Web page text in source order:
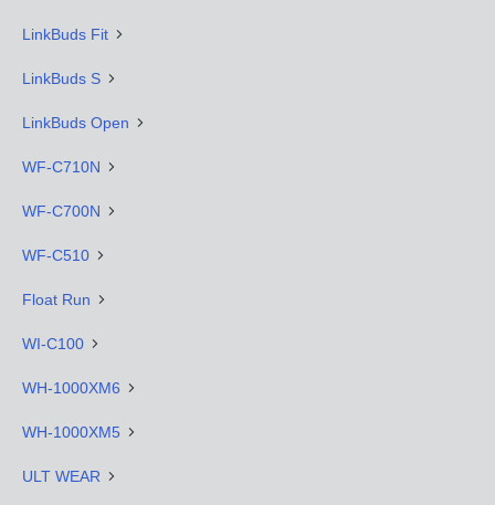
LinkBuds Fit
LinkBuds S
LinkBuds Open
WF-C710N
WF-C700N
WF-C510
Float Run
WI-C100
WH-1000XM6
WH-1000XM5
ULT WEAR